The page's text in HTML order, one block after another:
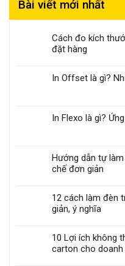
Bài viết mới nhất
Cách đo kích
đặt hàng
In Offset là gì?
In Flexo là gì?
Hướng dẫn tự
chế đơn giản
12 cách làm đèn
giản, ý nghĩa
10 Lợi ích không
carton cho doanh